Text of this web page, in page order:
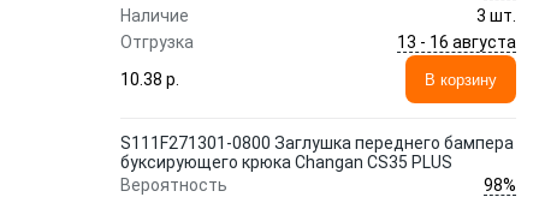
Наличие
3 шт.
Отгрузка
13 - 16 августа
10.38 p.
В корзину
S111F271301-0800 Заглушка переднего бампера
буксирующего крюка Changan CS35 PLUS
Вероятность
98%